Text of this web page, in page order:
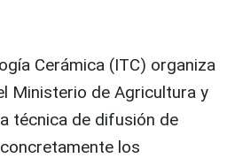
Cerámica (ITC) organiza
Ministerio de Agricultura y
técnica de difusión de
los